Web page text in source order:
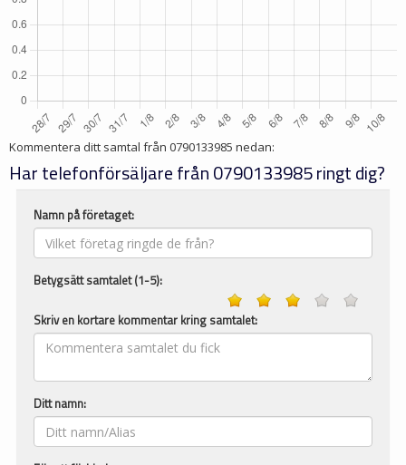
Kommentera ditt samtal från 0790133985 nedan:
Har telefonförsäljare från 0790133985 ringt dig?
Namn på företaget:
Betygsätt samtalet (1-5):
Skriv en kortare kommentar kring samtalet:
Ditt namn: